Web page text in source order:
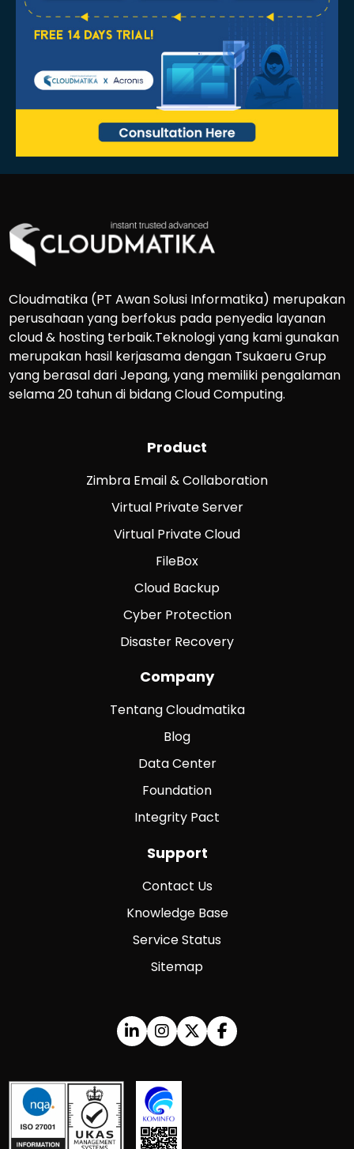
Cloudmatika (PT Awan Solusi Informatika) merupakan
perusahaan yang berfokus pada penyedia layanan
cloud & hosting terbaik.Teknologi yang kami gunakan
merupakan hasil kerjasama dengan Tsukaeru Grup
yang berasal dari Jepang, yang memiliki pengalaman
selama 20 tahun di bidang Cloud Computing.
Product
Zimbra Email & Collaboration
Virtual Private Server
Virtual Private Cloud
FileBox
Cloud Backup
Cyber Protection
Disaster Recovery
Company
Tentang Cloudmatika
Blog
Data Center
Foundation
Integrity Pact
Support
Contact Us
Knowledge Base
Service Status
Sitemap